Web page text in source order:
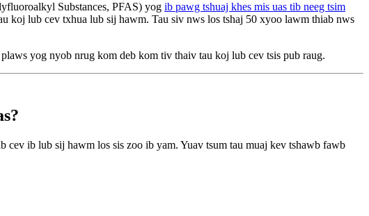
Substances, PFAS) yog ib pawg tshuaj khes mis uas tib neeg tsim
koj lub cev txhua lub sij hawm. Tau siv nws los tshaj 50 xyoo lawm thiab nws
yog nyob nrug kom deb kom tiv thaiv tau koj lub cev tsis pub raug.
ib lub sij hawm los sis zoo ib yam. Yuav tsum tau muaj kev tshawb fawb